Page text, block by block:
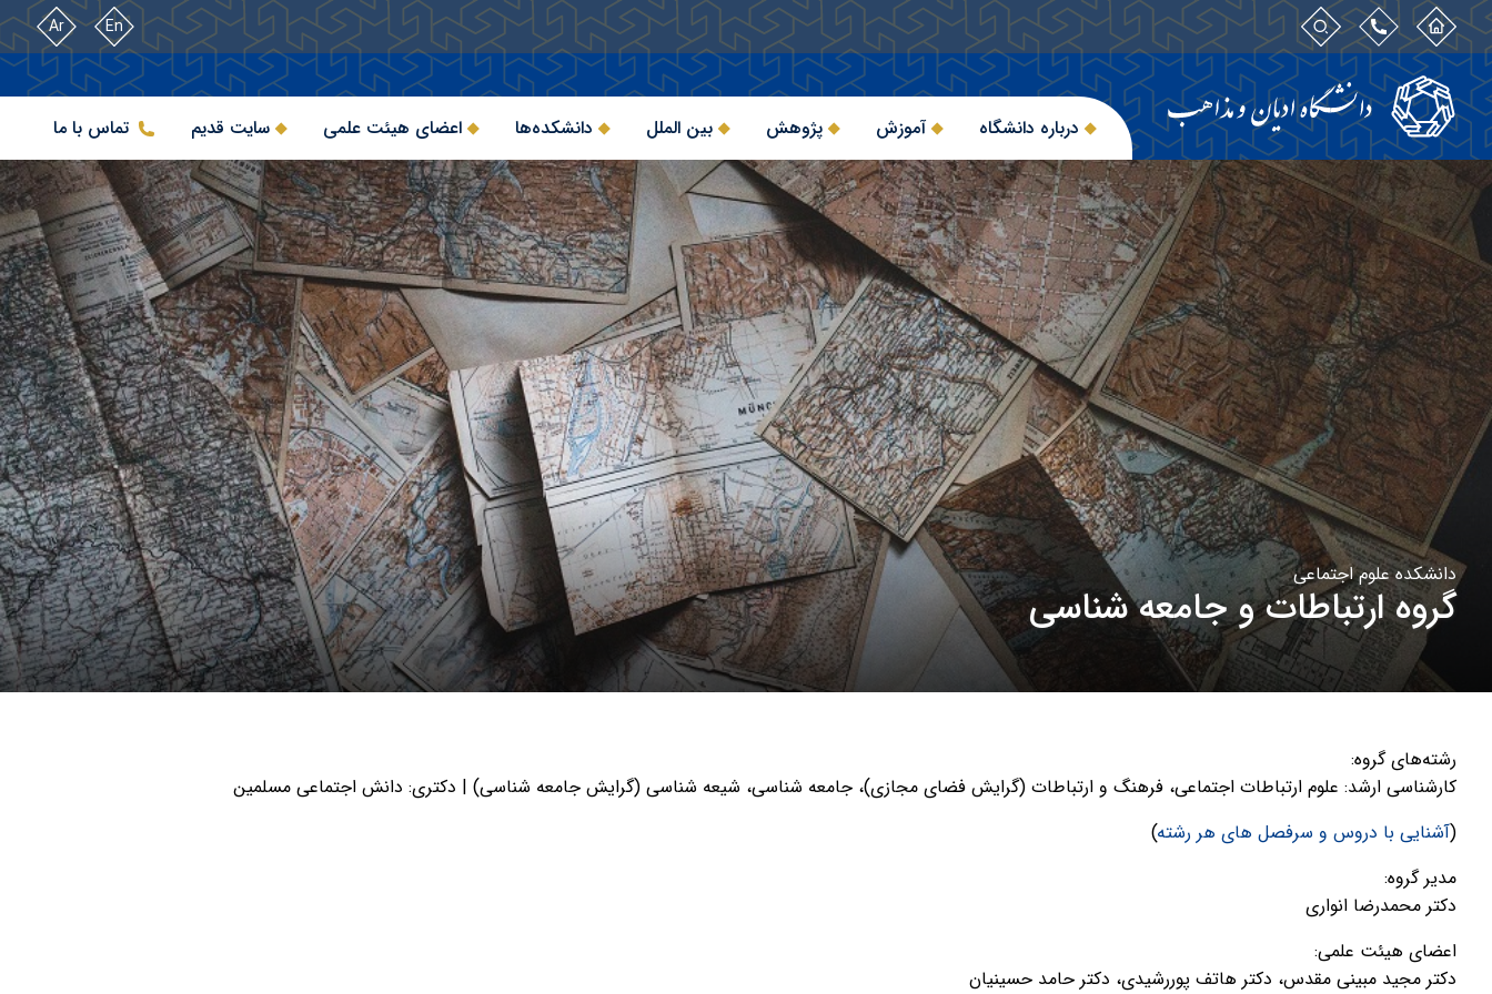
En
Ar
درباره دانشگاه آموزش پژوهش بین الملل دانشکده‌ها اعضای هیئت علمی سایت قدیم تماس با ما
دانشکده علوم اجتماعی
گروه ارتباطات و جامعه شناسی
رشته‌های گروه:
کارشناسی ارشد: علوم ارتباطات اجتماعی، فرهنگ و ارتباطات (گرایش فضای مجازی)، جامعه شناسی، شیعه شناسی (گرایش جامعه شناسی) | دکتری: دانش اجتماعی مسلمین
(آشنایی با دروس و سرفصل های هر رشته)
مدیر گروه:
دکتر محمدرضا انواری
اعضای هیئت علمی:
دکتر مجید مبینی مقدس، دکتر هاتف پوررشیدی، دکتر حامد حسینیان